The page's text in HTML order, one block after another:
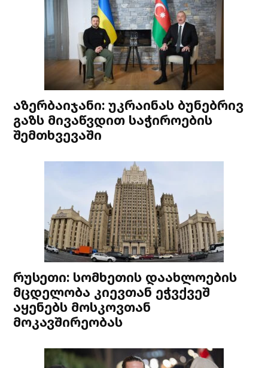
აზერბაიჯანი: უკრაინას ბუნებრივ
გაზს მივაწვდით საჭიროების
შემთხვევაში
რუსეთი: სომხეთის დაახლოების
მცდელობა კიევთან ეჭვქვეშ
აყენებს მოსკოვთან
მოკავშირეობას